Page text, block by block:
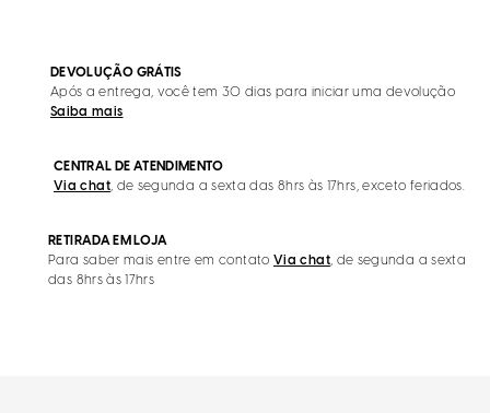
DEVOLUÇÃO GRÁTIS
Após a entrega, você tem 30 dias para iniciar uma devolução
Saiba mais
CENTRAL DE ATENDIMENTO
Via chat, de segunda a sexta das 8hrs às 17hrs, exceto feriados.
RETIRADA EM LOJA
Para saber mais entre em contato Via chat, de segunda a sexta
das 8hrs às 17hrs